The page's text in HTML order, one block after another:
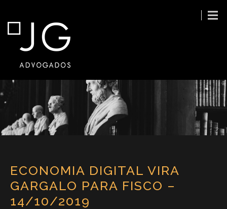
ECONOMIA DIGITAL VIRA
GARGALO PARA FISCO –
14/10/2019